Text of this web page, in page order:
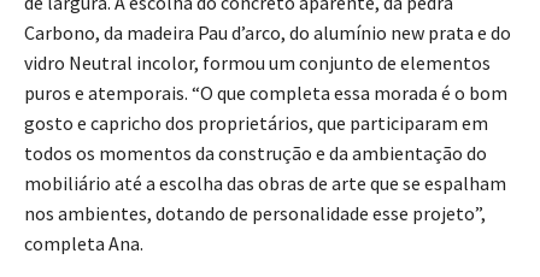
Carbono, da madeira Pau d’arco, do alumínio new prata e do
vidro Neutral incolor, formou um conjunto de elementos
puros e atemporais. “O que completa essa morada é o bom
gosto e capricho dos proprietários, que participaram em
todos os momentos da construção e da ambientação do
mobiliário até a escolha das obras de arte que se espalham
nos ambientes, dotando de personalidade esse projeto”,
completa Ana.